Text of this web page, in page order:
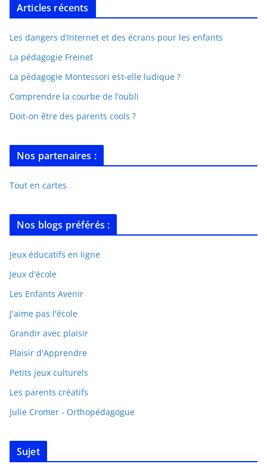
Articles récents
Les dangers d’Internet et des écrans pour les enfants
La pédagogie Freinet
La pédagogie Montessori est-elle ludique ?
Comprendre la courbe de l’oubli
Doit-on être des parents cools ?
Nos partenaires :
Tout en cartes
Nos blogs préférés :
Jeux éducatifs en ligne
Jeux d'école
Les Enfants Avenir
J'aime pas l'école
Grandir avec plaisir
Plaisir d'Apprendre
Petits jeux culturels
Les parents créatifs
Julie Cromer - Orthopédagogue
Sujet